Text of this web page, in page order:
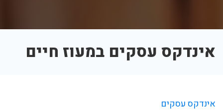
אינדקס עסקים במעוז חיים
אינדקס עסקים